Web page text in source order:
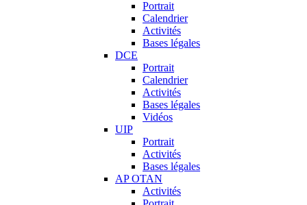
Portrait
Calendrier
Activités
Bases légales
DCE
Portrait
Calendrier
Activités
Bases légales
Vidéos
UIP
Portrait
Activités
Bases légales
AP OTAN
Activités